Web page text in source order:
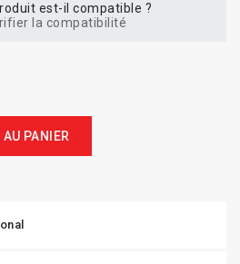
est-il compatible ?
la compatibilité
PANIER